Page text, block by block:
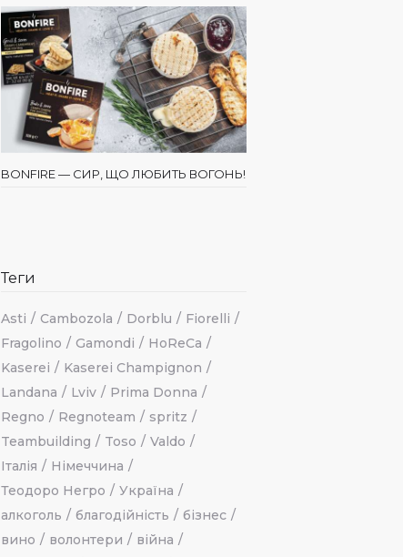
BONFIRE — СИР, ЩО ЛЮБИТЬ ВОГОНЬ!
Теги
Asti Cambozola Dorblu
Fiorelli
Fragolino
Gamondi
HoReCa
Kaserei
Kaserei Champignon
Landana
Lviv
Prima Donna
Regno
Regnoteam
spritz
Teambuilding
Toso
Valdo
Італія
Німеччина
Теодоро Негро
Україна
алкоголь
благодійність
бізнес
вино
волонтери
війна